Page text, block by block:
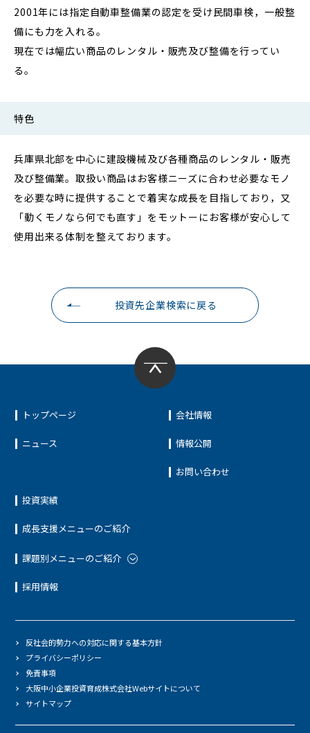
2001年には指定自動車整備業の認定を受け民間車検，一般整
備にも力を入れる。
現在では幅広い商品のレンタル・販売及び整備を行ってい
る。
特色
兵庫県北部を中心に建設機械及び各種商品のレンタル・販売
及び整備業。取扱い商品はお客様ニーズに合わせ必要なモノ
を必要な時に提供することで着実な成長を目指しており，又
「動くモノなら何でも直す」をモットーにお客様が安心して
使用出来る体制を整えております。
投資先企業検索に戻る
トップページ
ニュース
投資実績
成長支援メニューのご紹介
課題別メニューのご紹介
採用情報
会社情報
情報公開
お問い合わせ
反社会的勢力への対応に関する基本方針
プライバシーポリシー
免責事項
大阪中小企業投資育成株式会社Webサイトについて
サイトマップ